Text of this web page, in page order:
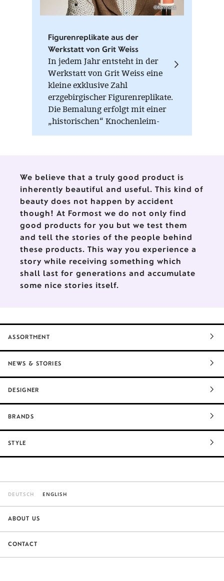
©formost
Figurenreplikate aus der
Werkstatt von Grit Weiss
In jedem Jahr entsteht in der
Werkstatt von Grit Weiss eine
kleine exklusive Zahl
erzgebirgischer Figurenreplikate.
Die Bemalung erfolgt mit einer
„historischen“ Knochenleim-
Kreide-Farbe, die nur im warmen
Einzelstücknummer, die
Auflagenhöhe und das
Herstellungsjahr vermerkt.
We believe that a truly good product is
inherently beautiful and useful. This kind of
beauty does not happen by accident
though! At Formost we do not only find
good products for you but we test them
and tell the stories of the people behind
these products. This way you experience a
story while receiving something which
shall last for generations and accumulate
some nice stories itself.
ASSORTMENT
NEWS & STORIES
DESIGNER
BRANDS
STYLE
DEUTSCH ENGLISH
ABOUT US
CONTACT